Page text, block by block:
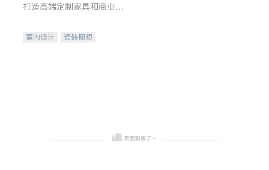
打造高端定制家具和商业空
室内设计
瓷砖橱柜